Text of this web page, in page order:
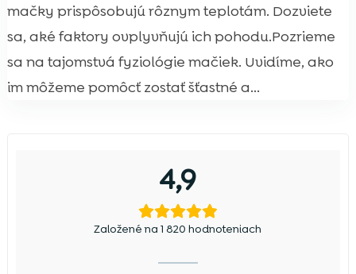
mačky prispôsobujú rôznym teplotám. Dozviete
sa, aké faktory ovplyvňujú ich pohodu.Pozrieme
sa na tajomstvá fyziológie mačiek. Uvidíme, ako
im môžeme pomôcť zostať šťastné a...
4,9
Založené na 1 820 hodnoteniach